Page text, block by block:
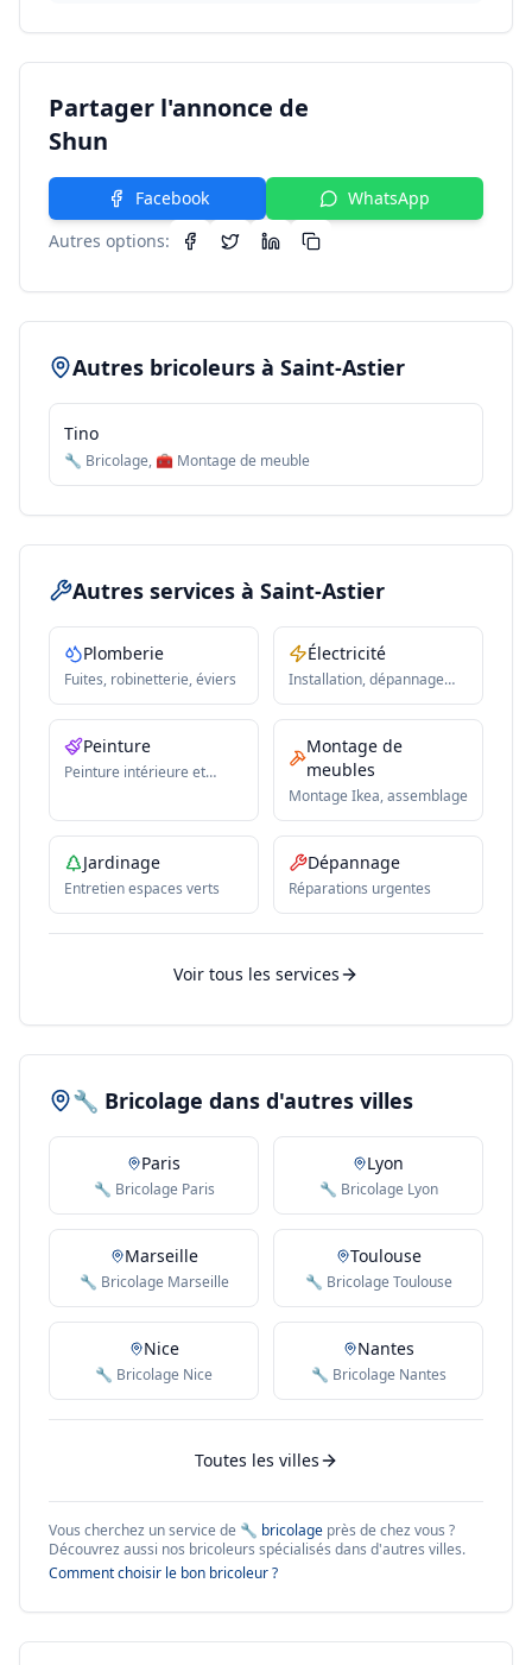
Partager l'annonce de
Shun
Facebook
WhatsApp
Autres options:
Autres bricoleurs à Saint-Astier
Tino
🔧 Bricolage, 🧰 Montage de meuble
Autres services à Saint-Astier
Plomberie
Fuites, robinetterie, éviers
Électricité
Installation, dépannage
Peinture
Peinture intérieure et
Montage de
meubles
Montage Ikea, assemblage
Jardinage
Entretien espaces verts
Dépannage
Réparations urgentes
Voir tous les services
🔧 Bricolage dans d'autres villes
Paris
🔧 Bricolage Paris
Lyon
🔧 Bricolage Lyon
Marseille
🔧 Bricolage Marseille
Toulouse
🔧 Bricolage Toulouse
Nice
🔧 Bricolage Nice
Nantes
🔧 Bricolage Nantes
Toutes les villes
Vous cherchez un service de 🔧 bricolage près de chez vous ?
Découvrez aussi nos bricoleurs spécialisés dans d'autres villes.
Comment choisir le bon bricoleur ?